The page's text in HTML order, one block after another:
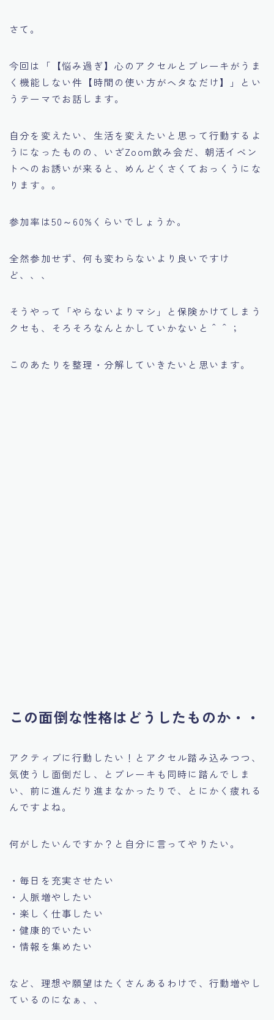
さて。
今回は「【悩み過ぎ】心のアクセルとブレーキがうま
く機能しない件【時間の使い方がヘタなだけ】」とい
うテーマでお話します。
自分を変えたい、生活を変えたいと思って行動するよ
うになったものの、いざZoom飲み会だ、朝活イベン
トへのお誘いが来ると、めんどくさくておっくうにな
ります。。
参加率は50～60%くらいでしょうか。
全然参加せず、何も変わらないより良いですけ
ど、、、
そうやって「やらないよりマシ」と保険かけてしまう
クセも、そろそろなんとかしていかないと＾＾；
このあたりを整理・分解していきたいと思います。
この面倒な性格はどうしたものか・・
アクティブに行動したい！とアクセル踏み込みつつ、
気使うし面倒だし、とブレーキも同時に踏んでしま
い、前に進んだり進まなかったりで、とにかく疲れる
んですよね。
何がしたいんですか？と自分に言ってやりたい。
・毎日を充実させたい
・人脈増やしたい
・楽しく仕事したい
・健康的でいたい
・情報を集めたい
など、理想や願望はたくさんあるわけで、行動増やし
ているのになぁ、、